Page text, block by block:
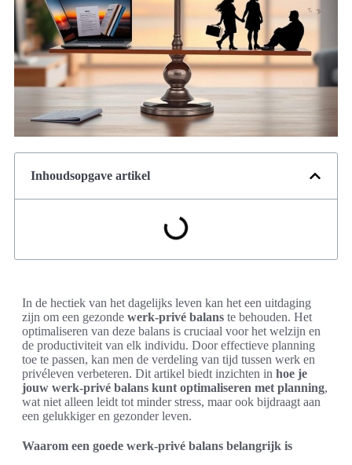
Inhoudsopgave artikel
In de hectiek van het dagelijks leven kan het een uitdaging
zijn om een gezonde werk-privé balans te behouden. Het
optimaliseren van deze balans is cruciaal voor het welzijn en
de productiviteit van elk individu. Door effectieve planning
toe te passen, kan men de verdeling van tijd tussen werk en
privéleven verbeteren. Dit artikel biedt inzichten in hoe je
jouw werk-privé balans kunt optimaliseren met planning,
wat niet alleen leidt tot minder stress, maar ook bijdraagt aan
een gelukkiger en gezonder leven.
Waarom een goede werk-privé balans belangrijk is